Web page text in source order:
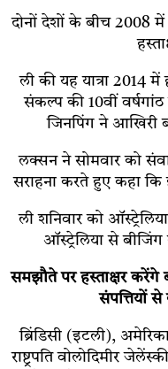
दोनों देशों के बीच 2008 में
ली की यह यात्रा 2014
संकल्प की 10वीं वर्षगांठ
जिनपिंग ने आखिरी
लक्सन ने सोमवार को
सराहना करते हुए कहा
ली शनिवार को
ऑस्ट्रेलिया से
समझौते पर हस्ताक्षर
संपत्तियों
ब्रिंडिसी (इटली),
राष्ट्रपति वोलोदिमीर